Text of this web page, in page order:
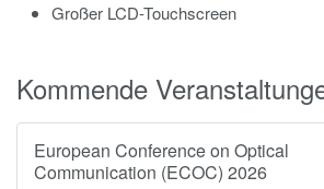
Großer LCD-Touchscreen
Kommende
European Conference on Optical
Communication (ECOC) 2026